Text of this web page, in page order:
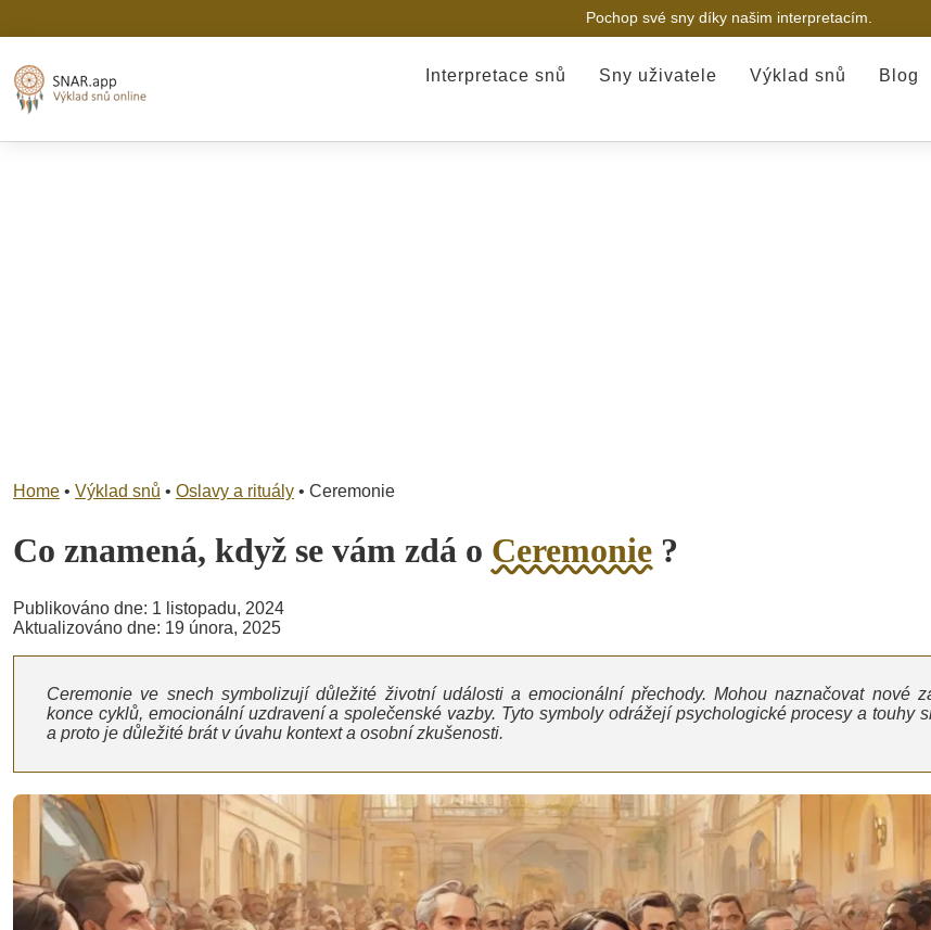
Pochop své sny díky našim interpretacím.
Interpretace snů Sny uživatele Výklad snů Blog
Home • Výklad snů • Oslavy a rituály • Ceremonie
Co znamená, když se vám zdá o Ceremonie ?
Publikováno dne: 1 listopadu, 2024
Aktualizováno dne: 19 února, 2025
Ceremonie ve snech symbolizují důležité životní události a emocionální přechody. Mohou naznačovat nové
konce cyklů, emocionální uzdravení a společenské vazby. Tyto symboly odrážejí psychologické procesy a touhy
a proto je důležité brát v úvahu kontext a osobní zkušenosti.